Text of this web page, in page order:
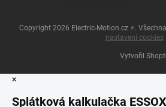
Vytvořil
Copyright 2026 Electric-Motion.cz ⚡.
nastavení cookies
×
Splátková kalkulačka ESSOX